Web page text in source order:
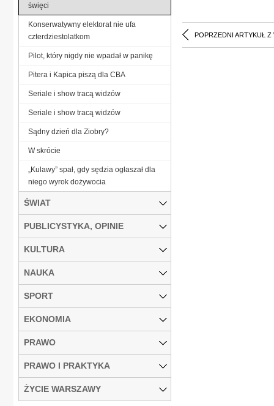
POPRZEDNI ARTYKUŁ Z
święci
Konserwatywny elektorat nie ufa
czterdziestolatkom
Pilot, który nigdy nie wpadał w panikę
Pitera i Kapica piszą dla CBA
Seriale i show tracą widzów
Seriale i show tracą widzów
Sądny dzień dla Ziobry?
W skrócie
„Kulawy” spał, gdy sędzia ogłaszał dla
niego wyrok dożywocia
ŚWIAT
PUBLICYSTYKA, OPINIE
KULTURA
NAUKA
SPORT
EKONOMIA
PRAWO
PRAWO I PRAKTYKA
ŻYCIE WARSZAWY